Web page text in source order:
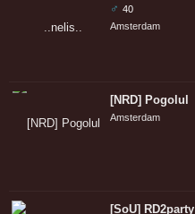
♂ 40
Amsterdam
[NRD] Pogolul
Amsterdam
[SoU] RD2party